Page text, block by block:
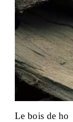
Le bois de ho